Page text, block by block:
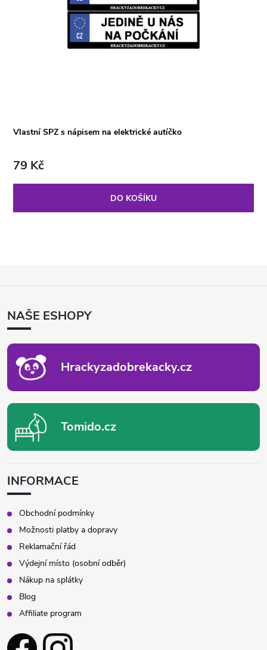
Vlastní SPZ s nápisem na elektrické autíčko
79 Kč
DO KOŠÍKU
ANAŠE ESHOPY
Hrackyzadobrekacky.cz
Tomido.cz
INFORMACE
Obchodní podmínky
Možnosti platby a dopravy
Reklamační řád
Výdejní místo (osobní odběr)
Nákup na splátky
Blog
Affiliate program